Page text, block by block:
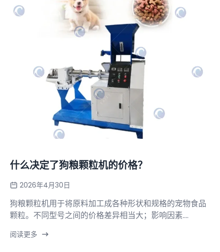
什么决定了狗粮颗粒机的价格？
2026年4月30日
狗粮颗粒机用于将原料加工成各种形状和规格的宠物食品
颗粒。不同型号之间的价格差异相当大；影响因素....
阅读更多